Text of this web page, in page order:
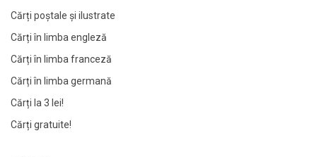
Cărți poștale și ilustrate
Cărți în limba engleză
Cărți în limba franceză
Cărți în limba germană
Cărți la 3 lei!
Cărți gratuite!